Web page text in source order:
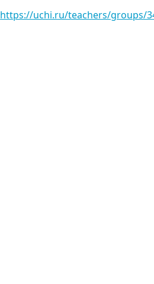
https://uchi.ru/teachers/groups/